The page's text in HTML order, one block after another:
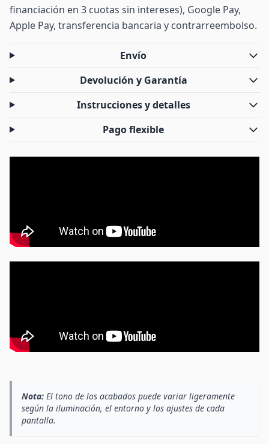
financiación en 3 cuotas sin intereses), Google Pay,
Apple Pay, transferencia bancaria y contrarreembolso.
Envío
Devolución y Garantía
Instrucciones y detalles
Pago flexible
Nota: El tono de los acabados puede variar ligeramente
según la iluminación, el entorno y los ajustes de cada
pantalla.